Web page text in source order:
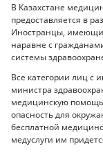
В Казахстане
предоставляется в
Иностранцы,
наравне с
системы
Все категории лиц с
министра
медицинскую
опасность для
бесплатной
медуслуги им